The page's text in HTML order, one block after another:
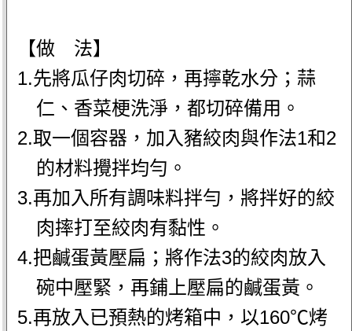
【做 法】
1.先將瓜仔肉切碎，再擰乾水分；蒜
仁、香菜梗洗淨，都切碎備用。
2.取一個容器，加入豬絞肉與作法1和2
的材料攪拌均勻。
3.再加入所有調味料拌勻，將拌好的絞
肉摔打至絞肉有黏性。
4.把鹹蛋黃壓扁；將作法3的絞肉放入
碗中壓緊，再鋪上壓扁的鹹蛋黃。
5.再放入已預熱的烤箱中，以160℃烤